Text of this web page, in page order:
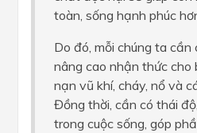
toàn, sống hạnh phúc
Do đó, mỗi chúng ta cần
nâng cao nhận thức cho
nạn vũ khí, cháy, nổ và
Đồng thời, cần có thái
trong cuộc sống, góp